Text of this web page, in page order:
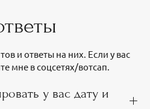
и ответы на них. Если у вас
мне в соцсетях/вотсап.
у вас дату и